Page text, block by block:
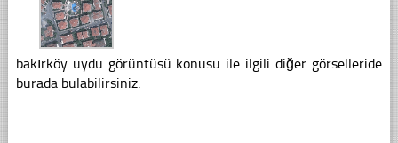
bakırköy uydu görüntüsü konusu ile ilgili diğer görselleride
burada bulabilirsiniz.